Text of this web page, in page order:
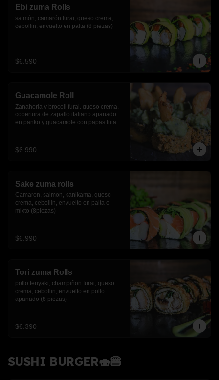
Ebi zuma Rolls
salmón, camarón furai, queso crema,
cebollin, envuelto en palta (8 piezas)
$6.590
Guacamole Roll
Zanahoria y brocoli furai, queso crema,
cobertura de zapallo italiano apanado
en panko y guacamole con papas fritas.
$6.990
Sake zuma rolls
Camaron, salmon, kanikama, queso
crema, cebollin, envuelto en palta o
mixto (8piezas)
$6.990
Tori zuma Rolls
pollo teriyaki, champiñon furai, queso
crema, cebollin, envuelto en pollo
apanado (8 piezas)
$6.390
SUSHI BURGER🍣🍔